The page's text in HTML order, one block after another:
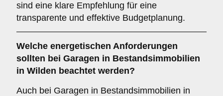
sind eine klare Empfehlung für eine
transparente und effektive Budgetplanung.
Welche energetischen Anforderungen
sollten bei Garagen in Bestandsimmobilien
in Wilden beachtet werden?
Auch bei Garagen in Bestandsimmobilien in